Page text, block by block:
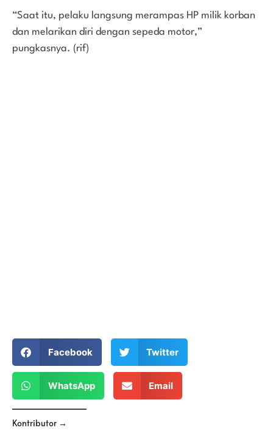
“Saat itu, pelaku langsung merampas HP milik korban
dan melarikan diri dengan sepeda motor,”
pungkasnya. (rif)
Facebook Twitter
WhatsApp Email
Kontributor →